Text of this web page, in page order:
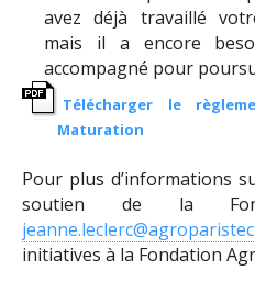
avez déjà travaillé
mais il a encore
accompagné pour
Télécharger le
Maturation
Pour plus d’informations
soutien de la
initiatives à la Fondation